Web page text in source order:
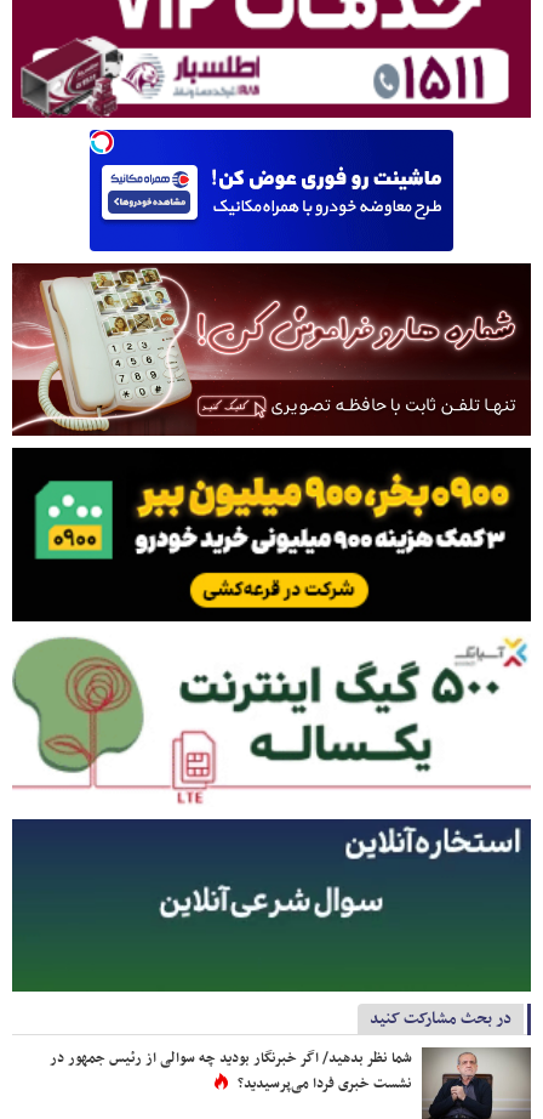
در بحث مشارکت کنید
شما نظر بدهید/ اگر خبرنگار بودید چه سوالی از رئیس جمهور در
نشست خبری فردا می‌پرسیدید؟